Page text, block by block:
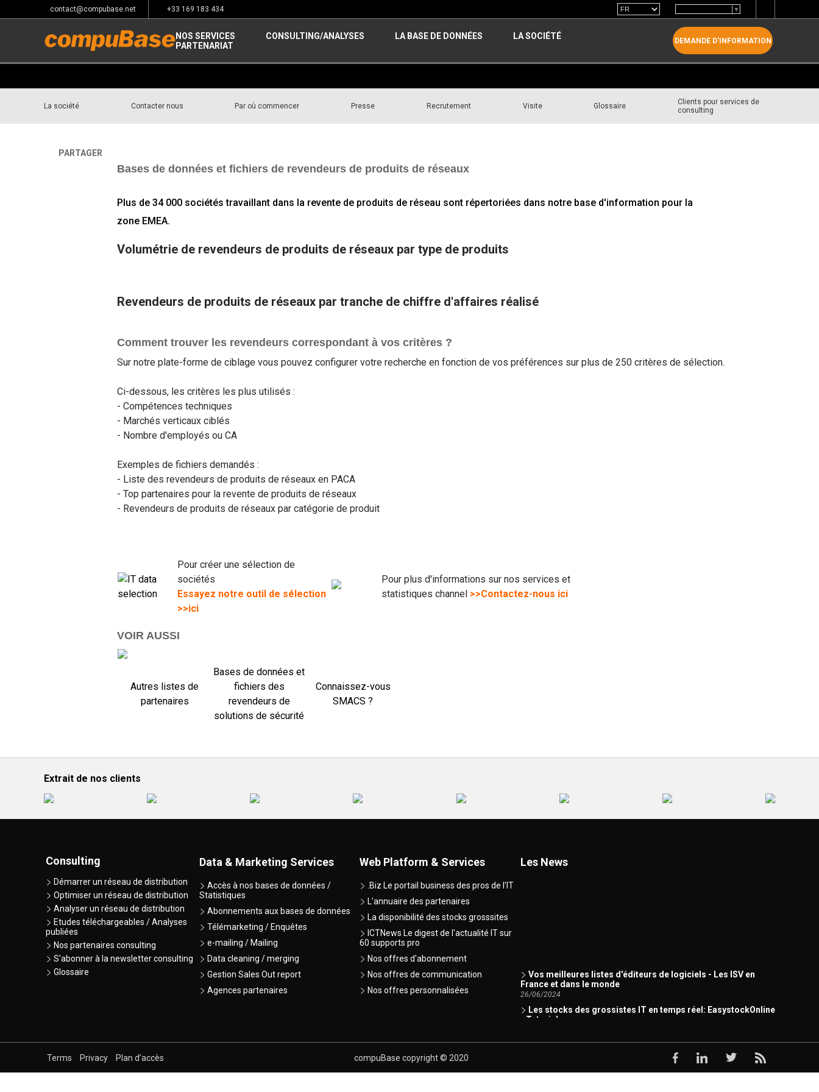
contact@compubase.net +33 169 183 434 ▼
NOS SERVICES CONSULTING/ANALYSES LA BASE DE DONNÉES
LA SOCIÉTÉ
PARTENARIAT
DEMANDE D'INFORMATION
La société Contacter nous Par où commencer Presse Recrutement Visite Glossaire
Clients pour services de
consulting
PARTAGER
Bases de données et fichiers de revendeurs de produits de réseaux
Plus de 34 000 sociétés travaillant dans la revente de produits de réseau sont répertoriées dans notre base d'information pour la
zone EMEA.
Volumétrie de revendeurs de produits de réseaux par type de produits
Revendeurs de produits de réseaux par tranche de chiffre d'affaires réalisé
Comment trouver les revendeurs correspondant à vos critères ?
Sur notre plate-forme de ciblage vous pouvez configurer votre recherche en fonction de vos préférences sur plus de 250 critères de sélection.
Ci-dessous, les critères les plus utilisés :
- Compétences techniques
- Marchés verticaux ciblés
- Nombre d'employés ou CA
Exemples de fichiers demandés :
- Liste des revendeurs de produits de réseaux en PACA
- Top partenaires pour la revente de produits de réseaux
- Revendeurs de produits de réseaux par catégorie de produit
Pour créer une sélection de
sociétés
Essayez notre outil de sélection
>>ici
Pour plus d'informations sur nos services et
statistiques channel >>Contactez-nous ici
VOIR AUSSI
Autres listes de
partenaires
Bases de données et
fichiers des
revendeurs de
solutions de sécurité
Connaissez-vous
SMACS ?
Extrait de nos clients
Consulting
Démarrer un réseau de distribution
Optimiser un réseau de distribution
Analyser un réseau de distribution
Etudes téléchargeables / Analyses
publiées
Nos partenaires consulting
S'abonner à la newsletter consulting
Glossaire
Data & Marketing Services
Accès à nos bases de données /
Statistiques
Abonnements aux bases de données
Télémarketing / Enquêtes
e-mailing / Mailing
Data cleaning / merging
Gestion Sales Out report
Agences partenaires
Web Platform & Services
.Biz Le portail business des pros de l'IT
L'annuaire des partenaires
La disponibilité des stocks grosssites
ICTNews Le digest de l'actualité IT sur
60 supports pro
Nos offres d'abonnement
Nos offres de communication
Nos offres personnalisées
Les News
Vos meilleures listes d'éditeurs de logiciels - Les ISV en
France et dans le monde
26/06/2024
Les stocks des grossistes IT en temps réel: EasystockOnline
- Tutorial
Les API pour consulter / Afficher les stocks grossistes
La fédération FRP2I et ses 200 revendeurs choisissent
compuBase.Biz / Easystock comme plateforme d’accès
Terms Privacy Plan d’accès compuBase copyright © 2020